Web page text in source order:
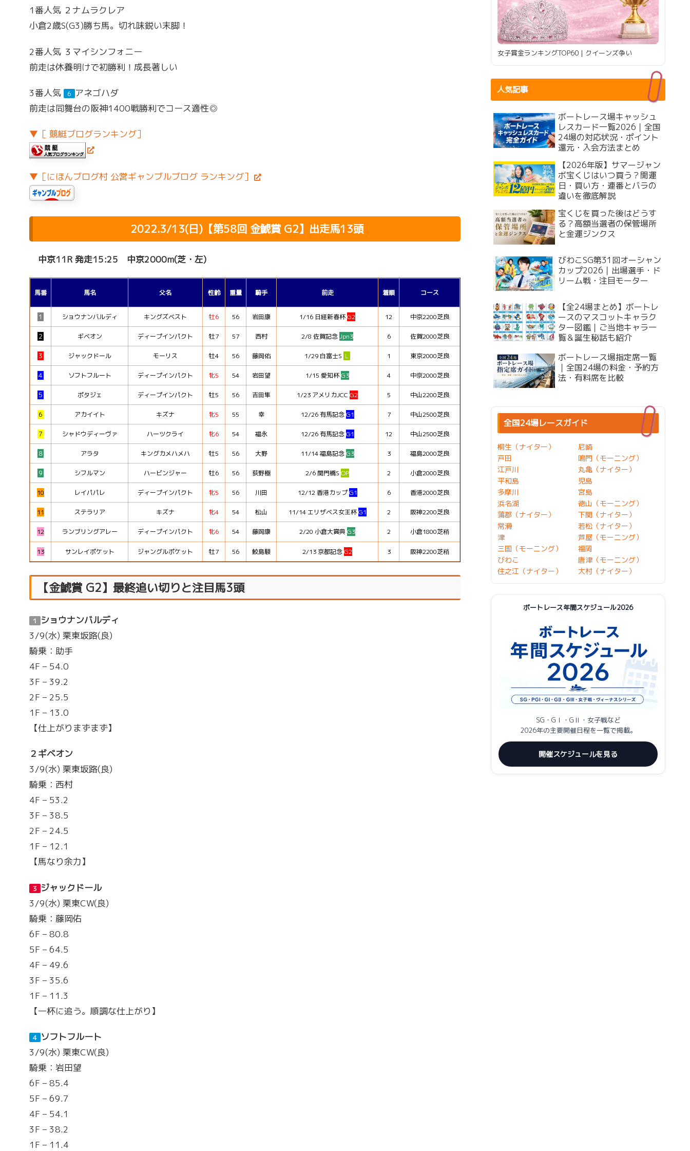
1番人気 ２ ナムラクレア
小倉2歳S(G3)勝ち馬。切れ味鋭い末脚！
2番人気 ３ マイシンフォニー
前走は休養明けで初勝利！成長著しい
3番人気 ６ アネゴハダ
前走は同舞台の阪神1400戦勝利でコース適性◎
▼［ 競艇ブログランキング］
▼［にほんブログ村 公営ギャンブルブログ ランキング］
2022.3/13(日)【第58回 金鯱賞 G2】出走馬13頭
中京11R 発走15:25 中京2000m(芝・左)
馬番 馬名 父名 性齢 重量 騎手 前走 着順 コース
１ ショウナンバルディ キングズベスト 牡6 56 岩田康 1/16 日経新春杯G2 12 中京2200芝良
２ ギベオン ディープインパクト 牡7 57 西村 2/8 佐賀記念Jpn3 6 佐賀2000芝良
３ ジャックドール モーリス 牡4 56 藤岡佑 1/29 白富士S L 1 東京2000芝良
４ ソフトフルート ディープインパクト 牝5 54 岩田望 1/15 愛知杯G3 4 中京2000芝良
５ ポタジェ ディープインパクト 牡5 56 吉田隼 1/23 アメリカJCC G2 5 中山2200芝良
６ アカイイト キズナ 牝5 55 幸 12/26 有馬記念G1 7 中山2500芝良
７ シャドウディーヴァ ハーツクライ 牝6 54 福永 12/26 有馬記念G1 12 中山2500芝良
８ アラタ キングカメハメハ 牡5 56 大野 11/14 福島記念G3 3 福島2000芝良
９ シフルマン ハービンジャー 牡6 56 荻野極 2/6 関門橋S OP 2 小倉2000芝良
10 レイパパレ ディープインパクト 牝5 56 川田 12/12 香港カップG1 6 香港2000芝良
11 ステラリア キズナ 牝4 54 松山 11/14 エリザベス女王杯G1 2 阪神2200芝良
12 ランブリングアレー ディープインパクト 牝6 54 藤岡康 2/20 小倉大賞典 G3 2 小倉1800芝稍
13 サンレイポケット ジャングルポケット 牡7 56 鮫島駿 2/13 京都記念G2 3 阪神2200芝稍
【金鯱賞 G2】最終追い切りと注目馬3頭
１
ショウナンバルディ
3/9(水) 栗東坂路(良)
騎乗：助手
4F – 54.0
3F – 39.2
2F – 25.5
1F – 13.0
【仕上がりまずまず】
２ ギベオン
3/9(水) 栗東坂路(良)
騎乗：西村
4F – 53.2
3F – 38.5
2F – 24.5
1F – 12.1
【馬なり余力】
３ ジャックドール
3/9(水) 栗東CW(良)
騎乗：藤岡佑
6F – 80.8
5F – 64.5
4F – 49.6
3F – 35.6
1F – 11.3
【一杯に追う。順調な仕上がり】
４ ソフトフルート
3/9(水) 栗東CW(良)
騎乗：岩田望
6F – 85.4
5F – 69.7
4F – 54.1
3F – 38.2
1F – 11.4
女子賞金ランキングTOP60｜クイーンズ争い
人気記事
ボートレース場キャッシュ
レスカード一覧2026｜全国
24場の対応状況・ポイント
還元・入会方法まとめ
【2026年版】サマージャン
ボ宝くじはいつ買う？開運
日・買い方・連番とバラの
違いを徹底解説
宝くじを買った後はどうす
る？高額当選者の保管場所
と金運ジンクス
びわこSG第31回オーシャン
カップ2026｜出場選手・ド
リーム戦・注目モーター
【全24場まとめ】ボートレ
ースのマスコットキャラク
ター図鑑｜ご当地キャラ一
覧＆誕生秘話も紹介
ボートレース場指定席一覧
｜全国24場の料金・予約方
法・有料席を比較
全国24場レースガイド
桐生（ナイター）
戸田
江戸川
平和島
多摩川
浜名湖
蒲郡（ナイター）
常滑
津
三国（モーニング）
びわこ
住之江（ナイター）
尼崎
鳴門（モーニング）
丸亀（ナイター）
児島
宮島
徳山（モーニング）
下関（ナイター）
若松（ナイター）
芦屋（モーニング）
福岡
唐津（モーニング）
大村（ナイター）
ボートレース年間スケジュール2026
SG・GⅠ・GⅡ・女子戦など
2026年の主要開催日程を一覧で掲載。
開催スケジュールを見る